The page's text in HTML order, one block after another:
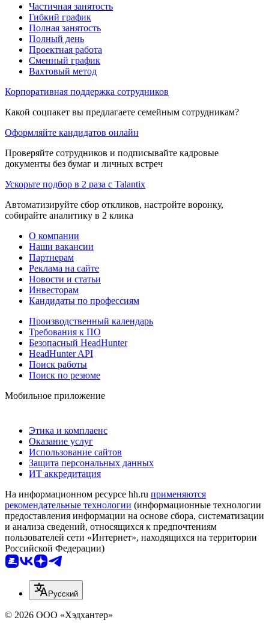
Частичная занятость
Гибкий график
Полная занятость
Полный день
Проектная работа
Сменный график
Вахтовый метод
Корпоративная поддержка сотрудников
Какой соцпакет вы предлагаете семейным сотрудникам?
Оформляйте кандидатов онлайн
Проверяйте сотрудников и подписывайте кадровые
документы без бумаг и личных встреч
Ускорьте подбор в 2 раза с Talantix
Автоматизируйте сбор откликов, настройте воронку,
собирайте аналитику в 2 клика
О компании
Наши вакансии
Партнерам
Реклама на сайте
Новости и статьи
Инвесторам
Кандидаты по профессиям
Производственный календарь
Требования к ПО
Безопасный HeadHunter
HeadHunter API
Поиск работы
Поиск по резюме
Мобильное приложение
Этика и комплаенс
Оказание услуг
Использование сайтов
Защита персональных данных
ИТ аккредитация
На информационном ресурсе hh.ru применяются
рекомендательные технологии (информационные технологии
предоставления информации на основе сбора, систематизации
и анализа сведений, относящихся к предпочтениям
пользователей сети «Интернет», находящихся на территории
Российской Федерации)
Русский
© 2026 ООО «Хэдхантер»